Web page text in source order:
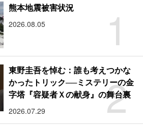
1
熊本地震被害状況
2026.08.05
2
東野圭吾を悼む：誰も考えつかな
かったトリック──ミステリーの金
字塔『容疑者Ｘの献身』の舞台裏
2026.07.29